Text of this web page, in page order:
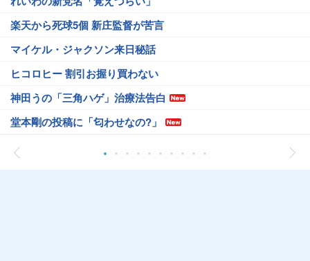
楽天から死球5個 新庄監督が苦言
マイケル・ジャクソン来日秘話
ヒコロヒー 割引お握り買わない
神田うの「三角ハゲ」治療法告白
堂本剛の投稿に「匂わせなの?」